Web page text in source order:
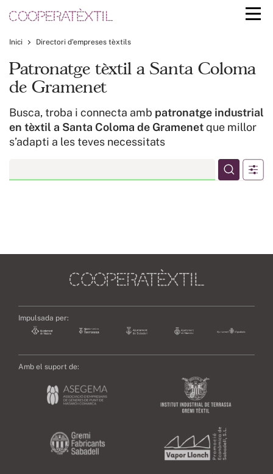
Inici Directori d’empreses tèxtils
Patronatge tèxtil a Santa Coloma
de Gramenet
Busca, troba i connecta amb patronatge industrial
en tèxtil a Santa Coloma de Gramenetque millor
s’adapti a les teves necessitats
Impulsada per:
Amb el suport de: